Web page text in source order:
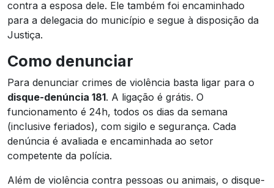
contra a esposa dele. Ele também foi encaminhado
para a delegacia do município e segue à disposição da
Justiça.
Como denunciar
Para denunciar crimes de violência basta ligar para o
disque-denúncia 181. A ligação é grátis. O
funcionamento é 24h, todos os dias da semana
(inclusive feriados), com sigilo e segurança. Cada
denúncia é avaliada e encaminhada ao setor
competente da polícia.
Além de violência contra pessoas ou animais, o disque-